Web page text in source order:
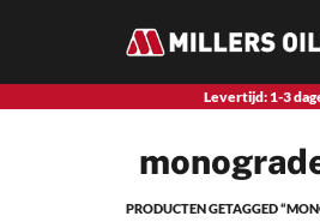
Levertijd: 1-3
PRODUCTEN GETAGGED